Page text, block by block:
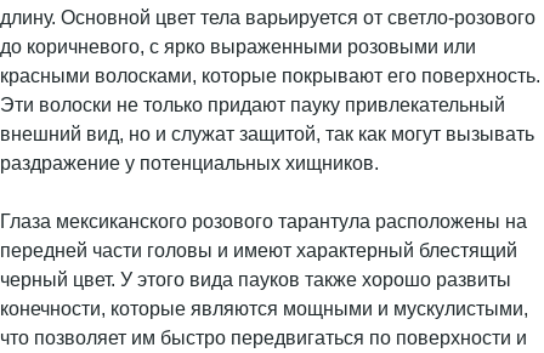
длину. Основной цвет тела варьируется от светло-розового
до коричневого, с ярко выраженными розовыми или
красными волосками, которые покрывают его поверхность.
Эти волоски не только придают пауку привлекательный
внешний вид, но и служат защитой, так как могут вызывать
раздражение у потенциальных хищников.
Глаза мексиканского розового тарантула расположены на
передней части головы и имеют характерный блестящий
черный цвет. У этого вида пауков также хорошо развиты
конечности, которые являются мощными и мускулистыми,
что позволяет им быстро передвигаться по поверхности и